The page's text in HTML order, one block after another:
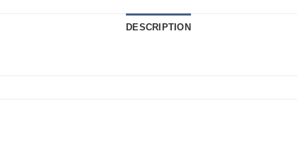
DESCRIPTION